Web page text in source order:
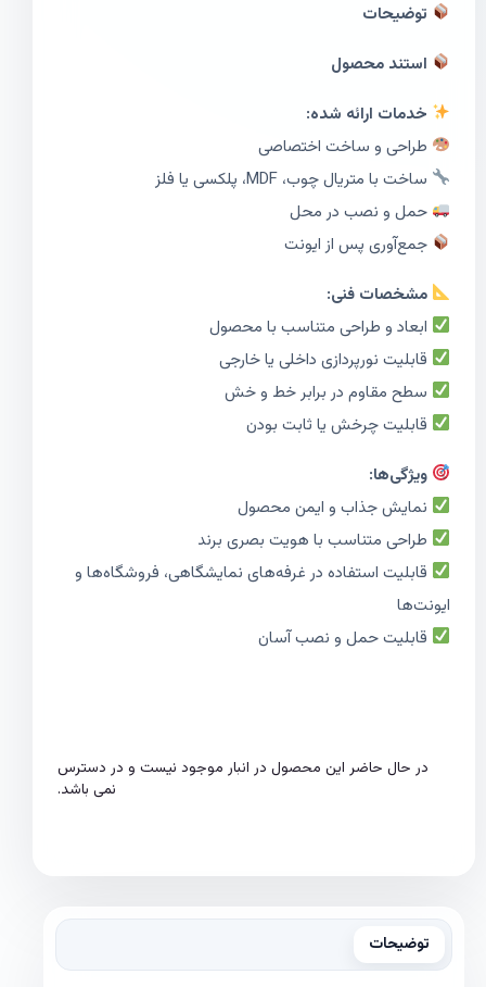
توضیحات
استند محصول
خدمات ارائه شده:
طراحی و ساخت اختصاصی
ساخت با متریال چوب، MDF، پلکسی یا فلز
حمل و نصب در محل
جمع‌آوری پس از ایونت
مشخصات فنی:
ابعاد و طراحی متناسب با محصول
قابلیت نورپردازی داخلی یا خارجی
سطح مقاوم در برابر خط و خش
قابلیت چرخش یا ثابت بودن
ویژگی‌ها:
نمایش جذاب و ایمن محصول
طراحی متناسب با هویت بصری برند
قابلیت استفاده در غرفه‌های نمایشگاهی، فروشگاه‌ها و
ایونت‌ها
قابلیت حمل و نصب آسان
در حال حاضر این محصول در انبار موجود نیست و در دسترس
نمی باشد.
توضیحات